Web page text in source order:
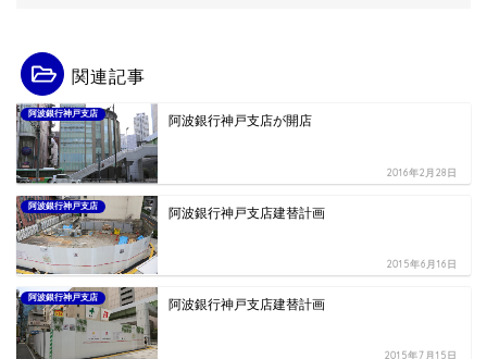
関連記事
阿波銀行神戸支店 阿波銀行神戸支店が開店
2016年2月28日
阿波銀行神戸支店 阿波銀行神戸支店建替計画
2015年6月16日
阿波銀行神戸支店 阿波銀行神戸支店建替計画
2015年7月15日